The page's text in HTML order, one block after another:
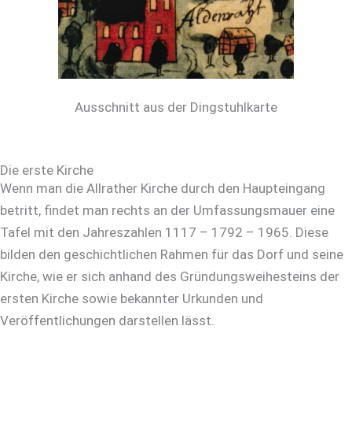
Ausschnitt aus der Dingstuhlkarte
Die erste Kirche
Wenn man die Allrather Kirche durch den Haupteingang
betritt, findet man rechts an der Umfassungsmauer eine
Tafel mit den Jahreszahlen 1117 – 1792 – 1965. Diese
bilden den geschichtlichen Rahmen für das Dorf und seine
Kirche, wie er sich anhand des Gründungsweihesteins der
ersten Kirche sowie bekannter Urkunden und
Veröffentlichungen darstellen lässt.